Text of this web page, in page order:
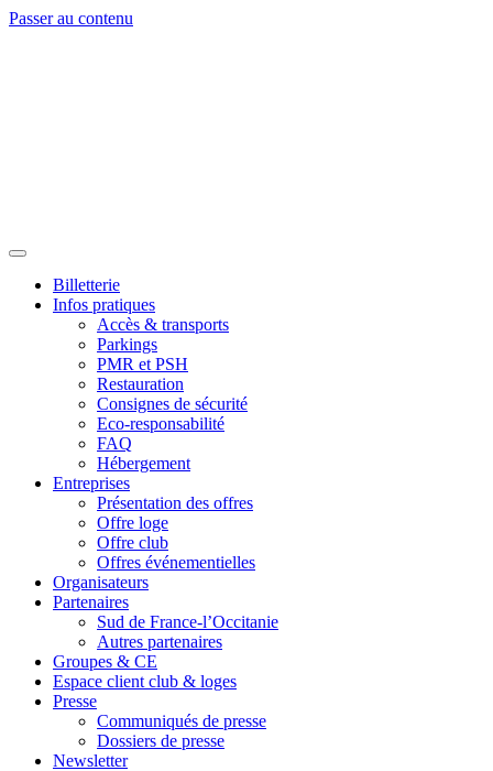
Passer au contenu
Billetterie
Infos pratiques
Accès & transports
Parkings
PMR et PSH
Restauration
Consignes de sécurité
Eco-responsabilité
FAQ
Hébergement
Entreprises
Présentation des offres
Offre loge
Offre club
Offres événementielles
Organisateurs
Partenaires
Sud de France-l’Occitanie
Autres partenaires
Groupes & CE
Espace client club & loges
Presse
Communiqués de presse
Dossiers de presse
Newsletter